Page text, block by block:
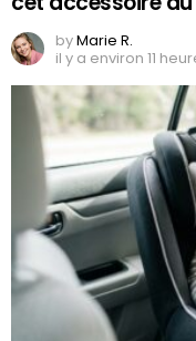
byMarie R.
il y a environ 11